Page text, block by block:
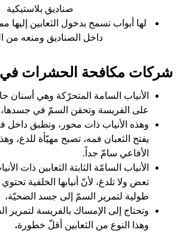
صناديق بلاستيكية
لها أبواب تسمح بدخول الثعابين إليها
داخل الصناديق ومنعه من
شركات مكافحة الحشرات في
الأنياب السامة المتحرّكة وهي أسنان
على الفريسة وتحقن السمّ في جسدها،
وهذه الأنياب ذات محور، وتطبق داخل
يفتح الثعبان فمه، تصبح مهيّأة للدغ،
الأفاعي سامّ جداً.
الأنياب السامّة الثابتة الثعابين ذات
تعض ولا تلدغ، لأنّ أنيابها الخلفية
طولية لتمرير السمّ إلى جسد الضحيّة،
وتحتاج إلى الإمساك بالفريسة لتمرير
وهذا النوع من الثعابين أقلّ خطورة.